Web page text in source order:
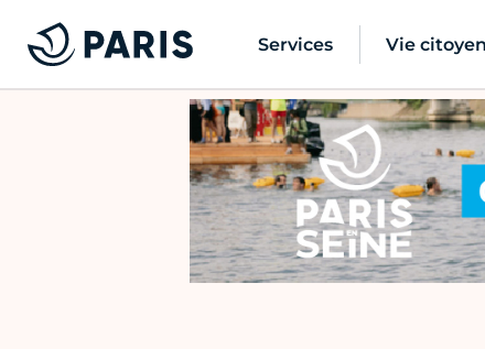
Services Vie